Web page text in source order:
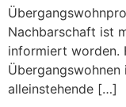
Nachbarschaft ist
informiert worden.
alleinstehende […]